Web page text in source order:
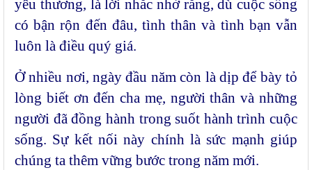
yêu thương, là lời nhắc nhở rằng, dù cuộc sống
có bận rộn đến đâu, tình thân và tình bạn vẫn
luôn là điều quý giá.
Ở nhiều nơi, ngày đầu năm còn là dịp để bày tỏ
lòng biết ơn đến cha mẹ, người thân và những
người đã đồng hành trong suốt hành trình cuộc
sống. Sự kết nối này chính là sức mạnh giúp
chúng ta thêm vững bước trong năm mới.